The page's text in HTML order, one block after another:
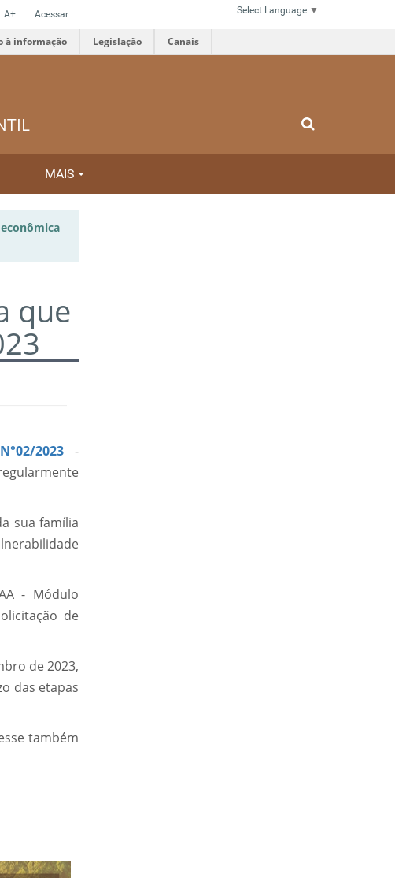
A+ Acessar Select Language ▼
à informação Legislação Canais
MAIS
que
2023-
sua família
- Módulo
de
de 2023,
das etapas
também